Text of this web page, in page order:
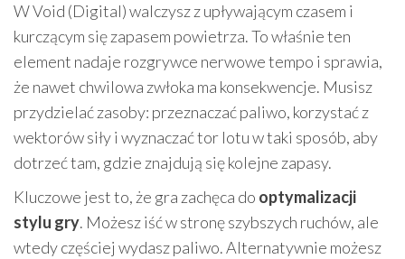
W Void (Digital) walczysz z upływającym czasem i
kurczącym się zapasem powietrza. To właśnie ten
element nadaje rozgrywce nerwowe tempo i sprawia,
że nawet chwilowa zwłoka ma konsekwencje. Musisz
przydzielać zasoby: przeznaczać paliwo, korzystać z
wektorów siły i wyznaczać tor lotu w taki sposób, aby
dotrzeć tam, gdzie znajdują się kolejne zapasy.
Kluczowe jest to, że gra zachęca do optymalizacji
stylu gry. Możesz iść w stronę szybszych ruchów, ale
wtedy częściej wydasz paliwo. Alternatywnie możesz